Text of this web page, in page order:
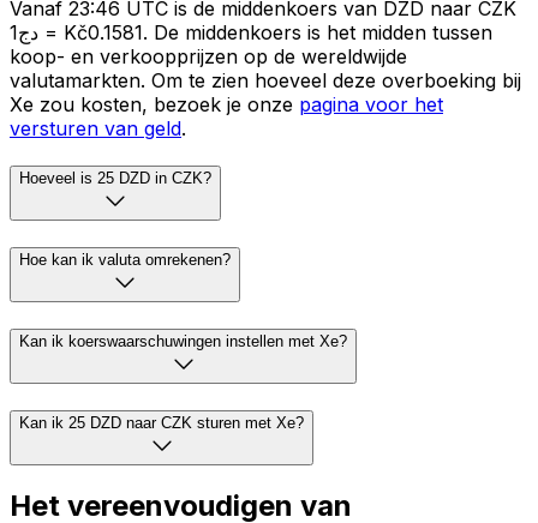
Vanaf 23:46 UTC is de middenkoers van DZD naar CZK
دج1 = Kč0.1581. De middenkoers is het midden tussen
koop- en verkoopprijzen op de wereldwijde
valutamarkten. Om te zien hoeveel deze overboeking bij
Xe zou kosten, bezoek je onze pagina voor het
versturen van geld.
Hoeveel is 25 DZD in CZK?
Hoe kan ik valuta omrekenen?
Kan ik koerswaarschuwingen instellen met Xe?
Kan ik 25 DZD naar CZK sturen met Xe?
Het vereenvoudigen van